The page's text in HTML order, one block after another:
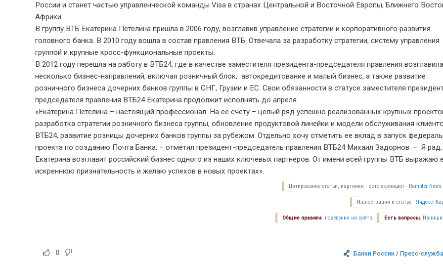
России и станет частью управленческой команды Visa в странах Центральной и Восточной Европы, Ближнего
Африки.
В группу ВТБ Екатерина Петелина пришла в 2006 году, возглавив управление стратегии и корпоративного развития
головного банка. В 2010 году вошла в состав правления ВТБ. Отвечала за разработку стратегии, систему управления
группой и крупные кросс-функциональные проекты.
В 2012 году перешла на работу в ВТБ24, где в качестве заместителя президента-председателя правления возглавила
несколько бизнес-направлений, включая розничный блок, автокредитование и малый бизнес, а также развитие
розничного бизнеса дочерних банков группы в СНГ, Грузии и ЕС. Свои обязанности в статусе заместителя
председателя правления ВТБ24 Екатерина продолжит исполнять до апреля.
«Екатерина Петелина – настоящий профессионал. На ее счету – целый ряд успешно реализованных крупных
разработка стратегии розничного бизнеса группы, обновление продуктовой линейки и модели обслуживания
ВТБ24, развитие розницы дочерних банков группы за рубежом. Отдельно хочу отметить ее вклад в запуск
проекта по созданию Почта Банка, – отметил президент-председатель правления ВТБ24 Михаил Задорнов. – Я рад,
Екатерина возглавит российский бизнес одного из наших ключевых партнеров. От имени всей группы ВТБ выражаю
искреннюю признательность и желаю успехов в новых проектах».
Цитирование статьи, картинки - фото скриншот - Rambler News
Иллюстрация к статье - Яндекс.
Есть вопросы.
Общие правила поведения на сайте.
Банки России /Пресс-
0